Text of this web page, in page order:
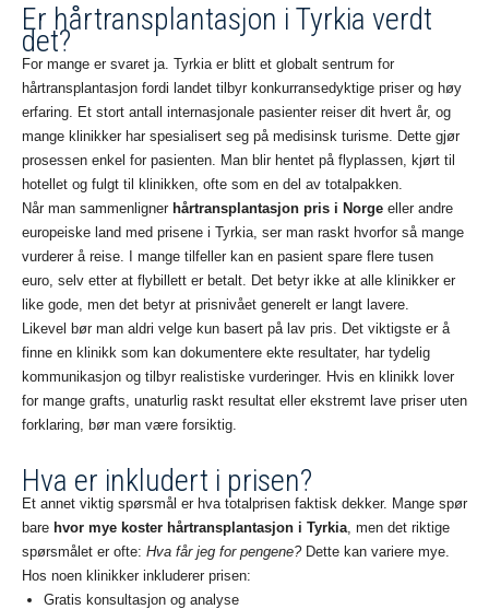
Er hårtransplantasjon i Tyrkia verdt
det?
For mange er svaret ja. Tyrkia er blitt et globalt sentrum for
hårtransplantasjon fordi landet tilbyr konkurransedyktige priser og høy
erfaring. Et stort antall internasjonale pasienter reiser dit hvert år, og
mange klinikker har spesialisert seg på medisinsk turisme. Dette gjør
prosessen enkel for pasienten. Man blir hentet på flyplassen, kjørt til
hotellet og fulgt til klinikken, ofte som en del av totalpakken.
Når man sammenligner hårtransplantasjon pris i Norge eller andre
europeiske land med prisene i Tyrkia, ser man raskt hvorfor så mange
vurderer å reise. I mange tilfeller kan en pasient spare flere tusen
euro, selv etter at flybillett er betalt. Det betyr ikke at alle klinikker er
like gode, men det betyr at prisnivået generelt er langt lavere.
Likevel bør man aldri velge kun basert på lav pris. Det viktigste er å
finne en klinikk som kan dokumentere ekte resultater, har tydelig
kommunikasjon og tilbyr realistiske vurderinger. Hvis en klinikk lover
for mange grafts, unaturlig raskt resultat eller ekstremt lave priser uten
forklaring, bør man være forsiktig.
Hva er inkludert i prisen?
Et annet viktig spørsmål er hva totalprisen faktisk dekker. Mange spør
bare hvor mye koster hårtransplantasjon i Tyrkia, men det riktige
spørsmålet er ofte: Hva får jeg for pengene?Dette kan variere mye.
Hos noen klinikker inkluderer prisen:
Gratis konsultasjon og analyse